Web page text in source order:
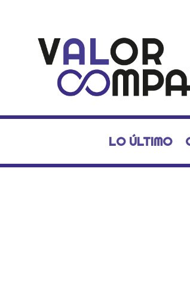
LO ÚLTIMO